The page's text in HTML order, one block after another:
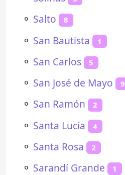
⚬ Salto 8
⚬ San Bautista 1
⚬ San Carlos 5
⚬ San José de Mayo 9
⚬ San Ramón 2
⚬ Santa Lucía 4
⚬ Santa Rosa 2
⚬ Sarandí Grande 1